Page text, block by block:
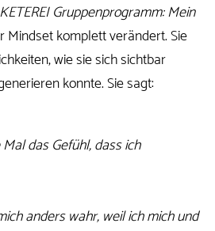
Gruppenprogramm: Mein
Mindset komplett verändert. Sie
wie sie sich sichtbar
konnte. Sie sagt:
das Gefühl, dass ich
anders wahr, weil ich mich und